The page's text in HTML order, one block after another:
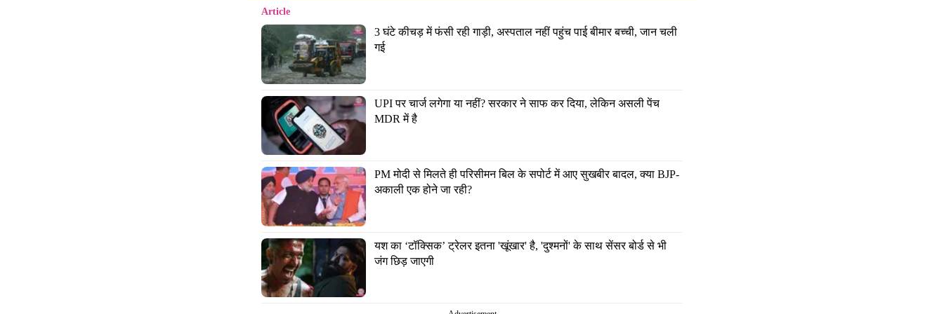
Article
3 घंटे कीचड़ में फंसी रही गाड़ी, अस्पताल नहीं पहुंच पाई बीमार बच्ची, जान चली
गई
UPI पर चार्ज लगेगा या नहीं? सरकार ने साफ कर दिया, लेकिन असली पेंच
MDR में है
PM मोदी से मिलते ही परिसीमन बिल के सपोर्ट में आए सुखबीर बादल, क्या BJP-
अकाली एक होने जा रही?
यश का ‘टॉक्सिक’ ट्रेलर इतना 'खूंखार' है, 'दुश्मनों' के साथ सेंसर बोर्ड से भी
जंग छिड़ जाएगी